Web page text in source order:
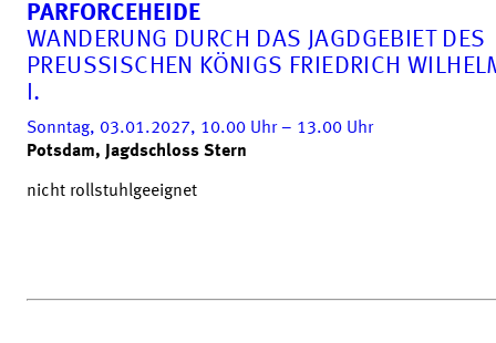
PARFORCEHEIDE
WANDERUNG DURCH DAS JAGDGEBIET DES
PREUSSISCHEN KÖNIGS FRIEDRICH
Sonntag, 03.01.2027, 10.00 Uhr– 13.00 Uhr
Potsdam, Jagdschloss Stern
nicht rollstuhlgeeignet